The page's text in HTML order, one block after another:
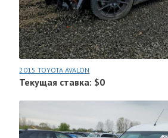
2015 TOYOTA AVALON
Текущая ставка: $0